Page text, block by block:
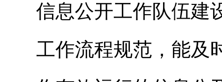
信息公开工作队伍建
工作流程规范，能及